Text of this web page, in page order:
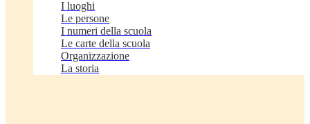
I luoghi
Le persone
I numeri della scuola
Le carte della scuola
Organizzazione
La storia